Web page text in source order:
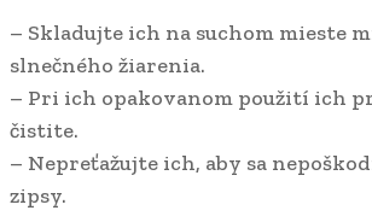
– Skladujte ich na suchom mieste
slnečného žiarenia.
– Pri ich opakovanom použití ich
čistite.
– Nepreťažujte ich, aby sa
zipsy.